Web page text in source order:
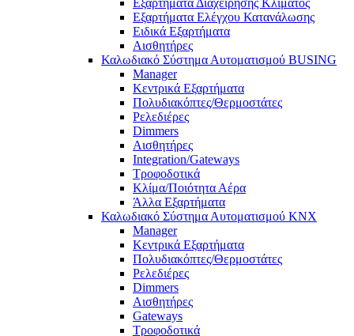
Εξαρτήματα Διαχείρησης Κλίματος
Εξαρτήματα Ελέγχου Κατανάλωσης
Ειδικά Εξαρτήματα
Αισθητήρες
Καλωδιακό Σύστημα Αυτοματισμού BUSING
Manager
Κεντρικά Εξαρτήματα
Πολυδιακόπτες/Θερμοστάτες
Ρελεδιέρες
Dimmers
Αισθητήρες
Integration/Gateways
Τροφοδοτικά
Κλίμα/Ποιότητα Αέρα
Άλλα Εξαρτήματα
Καλωδιακό Σύστημα Αυτοματισμού KNX
Manager
Κεντρικά Εξαρτήματα
Πολυδιακόπτες/Θερμοστάτες
Ρελεδιέρες
Dimmers
Αισθητήρες
Gateways
Τροφοδοτικά